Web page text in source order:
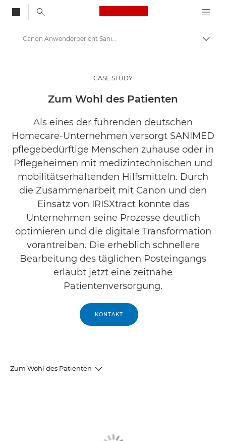
Canon Logo, back
Auf
Lösungen & Dienstleistungen
Business-Insights - B2B & Branchen-News
Canon Anwenderbericht Sanimed
CASE STUDY
Zum Wohl des Patienten
Als eines der führenden deutschen
Homecare-Unternehmen versorgt SANIMED
pflegebedürftige Menschen zuhause oder in
Pflegeheimen mit medizintechnischen und
mobilitätserhaltenden Hilfsmitteln. Durch
die Zusammenarbeit mit Canon und den
Einsatz von IRISXtract konnte das
Unternehmen seine Prozesse deutlich
optimieren und die digitale Transformation
vorantreiben. Die erheblich schnellere
Bearbeitung des täglichen Posteingangs
erlaubt jetzt eine zeitnahe
Patientenversorgung.
KONTAKT
Zum Wohl des Patienten